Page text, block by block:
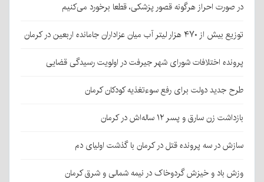
در صورت احراز هرگونه قصور پزشکی، قطعا برخورد می‌کنیم
توزیع بیش از ۴۷۰ هزار لیتر آب میان عزاداران جامانده اربعین در کرمان
پرونده اختلافات شورای شهر جیرفت در اولویت رسیدگی قضایی
طرح جدید دولت برای رفع سوءتغذیه کودکان کرمان
بازداشت زن سارق و پسر ۱۲ ساله‌اش در کرمان
سازش در سه پرونده قتل در کرمان با گذشت اولیای دم
وزش باد و خیزش گردوخاک در نیمه شمالی و شرق کرمان